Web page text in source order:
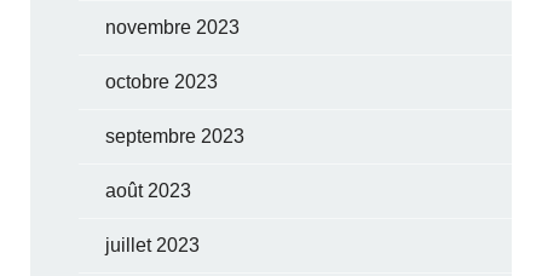
novembre 2023
octobre 2023
septembre 2023
août 2023
juillet 2023